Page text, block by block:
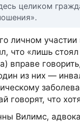
целиком
личном
что «лишь
вправе
из них —
говорят, что